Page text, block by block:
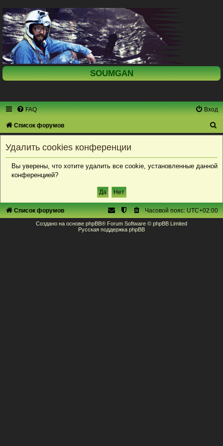
SOUMGAN
FAQ Вход
Список форумов
Удалить cookies конференции
Вы уверены, что хотите удалить все cookie, установленные данной
конференцией?
Список форумов Часовой пояс:UTC+02:00
Создано на основе phpBB® Forum Software © phpBB Limited
Русская поддержка phpBB